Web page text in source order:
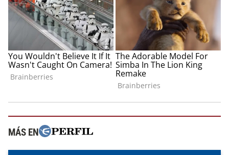
MÁS EN